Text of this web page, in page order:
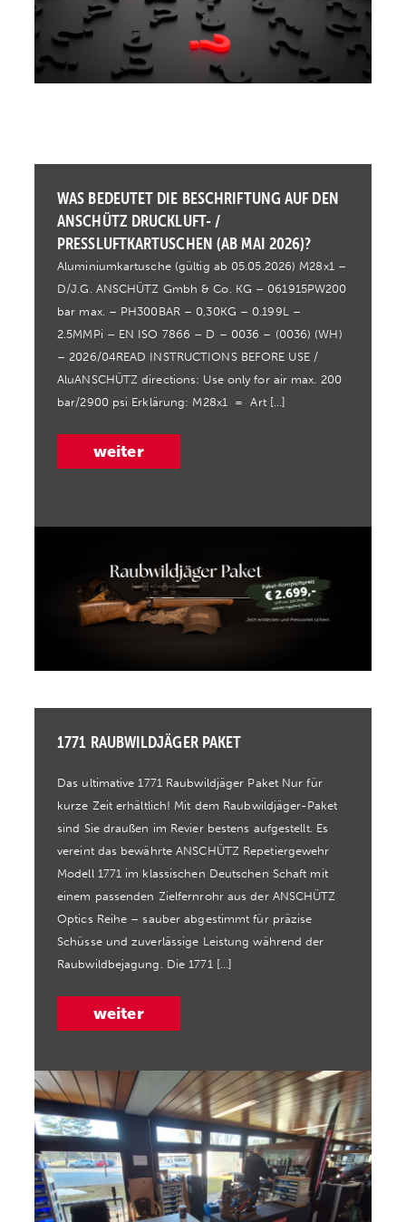
WAS BEDEUTET DIE BESCHRIFTUNG AUF DEN
ANSCHÜTZ DRUCKLUFT- /
PRESSLUFTKARTUSCHEN (AB MAI 2026)?
Aluminiumkartusche (gültig ab 05.05.2026) M28x1 –
D/J.G. ANSCHÜTZ Gmbh & Co. KG – 061915PW200
bar max. – PH300BAR – 0,30KG – 0.199L –
2.5MMPi – EN ISO 7866 – D – 0036 – (0036) (WH)
– 2026/04READ INSTRUCTIONS BEFORE USE /
AluANSCHÜTZ directions: Use only for air max. 200
bar/2900 psi Erklärung: M28x1 = Art […]
weiter
1771 RAUBWILDJÄGER PAKET
Das ultimative 1771 Raubwildjäger Paket Nur für
kurze Zeit erhältlich! Mit dem Raubwildjäger-Paket
sind Sie draußen im Revier bestens aufgestellt. Es
vereint das bewährte ANSCHÜTZ Repetiergewehr
Modell 1771 im klassischen Deutschen Schaft mit
einem passenden Zielfernrohr aus der ANSCHÜTZ
Optics Reihe – sauber abgestimmt für präzise
Schüsse und zuverlässige Leistung während der
Raubwildbejagung. Die 1771 […]
weiter